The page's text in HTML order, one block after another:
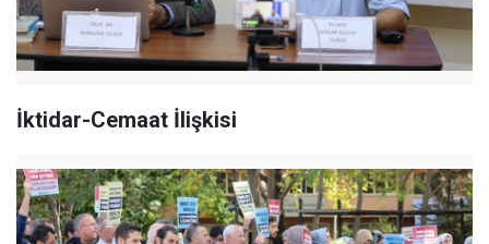
İktidar-Cemaat İlişkisi